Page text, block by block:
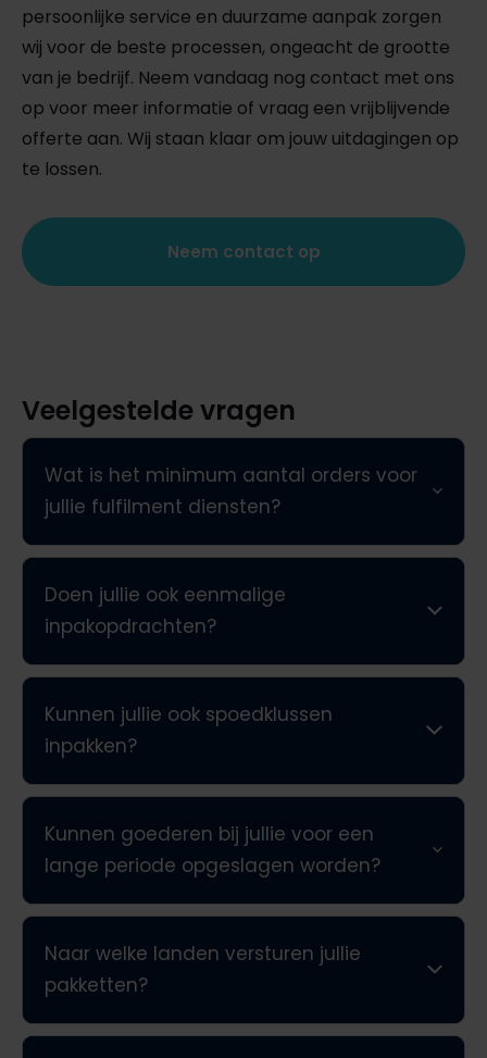
persoonlijke service en duurzame aanpak zorgen
wij voor de beste processen, ongeacht de grootte
van je bedrijf. Neem vandaag nog contact met ons
op voor meer informatie of vraag een vrijblijvende
offerte aan. Wij staan klaar om jouw uitdagingen op
te lossen.
Neem contact op
Veelgestelde vragen
Wat is het minimum aantal orders voor
jullie fulfilment diensten?
Doen jullie ook eenmalige
inpakopdrachten?
Kunnen jullie ook spoedklussen
inpakken?
Kunnen goederen bij jullie voor een
lange periode opgeslagen worden?
Naar welke landen versturen jullie
pakketten?